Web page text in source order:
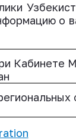
о
Кабинете